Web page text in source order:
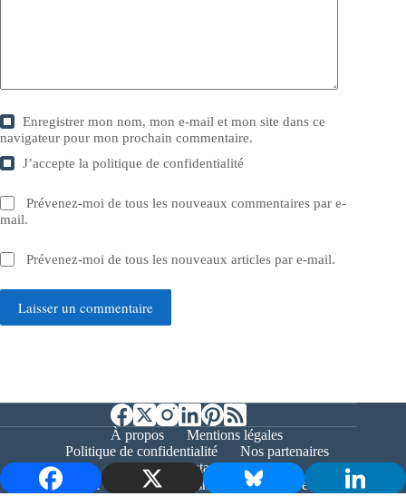
Enregistrer mon nom, mon e-mail et mon site dans ce
navigateur pour mon prochain commentaire.
J’accepte lapolitique de confidentialité
Prévenez-moi de tous les nouveaux commentaires par e-
mail.
Prévenez-moi de tous les nouveaux articles par e-mail.
Laisser un commentaire
À propos
Mentions légales
Politique de confidentialité
Nos partenaires
Contact
Copyright © 2026 - Bernieshoot.fr Journal Web